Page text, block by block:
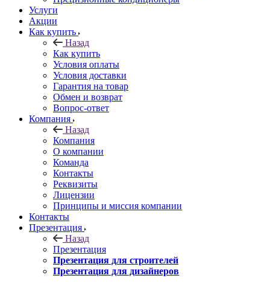
Услуги
Акции
Как купить
Назад
Как купить
Условия оплаты
Условия доставки
Гарантия на товар
Обмен и возврат
Вопрос-ответ
Компания
Назад
Компания
О компании
Команда
Контакты
Реквизиты
Лицензии
Принципы и миссия компании
Контакты
Презентация
Назад
Презентация
Презентация для строителей
Презентация для дизайнеров